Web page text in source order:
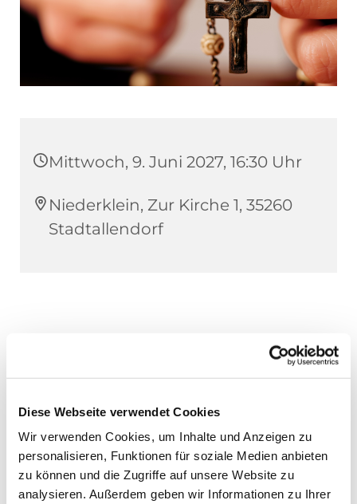
Diese Webseite verwendet Cookies
Wir verwenden Cookies, um Inhalte und Anzeigen zu
personalisieren, Funktionen für soziale Medien anbieten
zu können und die Zugriffe auf unsere Website zu
analysieren. Außerdem geben wir Informationen zu Ihrer
Mittwoch, 9. Juni 2027, 16:30 Uhr
Niederklein, Zur Kirche 1, 35260
Stadtallendorf